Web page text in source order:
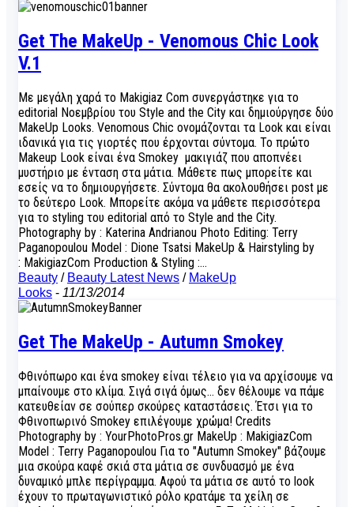
Get The MakeUp - Venomous Chic Look
V.1
Με μεγάλη χαρά το Makigiaz Com συνεργάστηκε για το
editorial Νοεμβρίου του Style and the City και δημιούργησε δύο
MakeUp Looks. Venomous Chic ονομάζονται τα Look και είναι
ιδανικά για τις γιορτές που έρχονται σύντομα. Το πρώτο
Makeup Look είναι ένα Smokey μακιγιάζ που αποπνέει
μυστήριο με ένταση στα μάτια. Μάθετε πως μπορείτε και
εσείς να το δημιουργήσετε. Σύντομα θα ακολουθήσει post με
το δεύτερο Look. Μπορείτε ακόμα να μάθετε περισσότερα
για το styling του editorial από το Style and the City.
Photography by : Katerina Andrianou Photo Editing: Terry
Paganopoulou Model : Dione Tsatsi MakeUp & Hairstyling by
: MakigiazCom Production & Styling :…
Beauty / Beauty Latest News / MakeUp
Looks - 11/13/2014
Get The MakeUp - Autumn Smokey
Φθινόπωρο και ένα smokey είναι τέλειο για να αρχίσουμε να
μπαίνουμε στο κλίμα. Σιγά σιγά όμως… δεν θέλουμε να πάμε
κατευθείαν σε σούπερ σκούρες καταστάσεις. Έτσι για το
Φθινοπωρινό Smokey επιλέγουμε χρώμα! Credits
Photography by : YourPhotoPros.gr MakeUp : MakigiazCom
Model : Terry Paganopoulou Για το "Autumn Smokey" βάζουμε
μια σκούρα καφέ σκιά στα μάτια σε συνδυασμό με ένα
δυναμικό μπλε περίγραμμα. Αφού τα μάτια σε αυτό το look
έχουν το πρωταγωνιστικό ρόλο κρατάμε τα χείλη σε